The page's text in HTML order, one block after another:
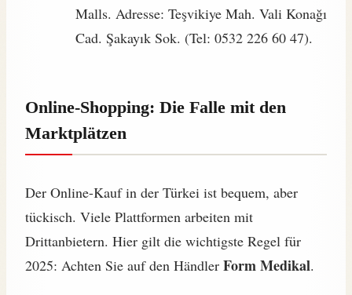
Malls. Adresse: Teşvikiye Mah. Vali Konağı
Cad. Şakayık Sok. (Tel: 0532 226 60 47).
Online-Shopping: Die Falle mit den
Marktplätzen
Der Online-Kauf in der Türkei ist bequem, aber
tückisch. Viele Plattformen arbeiten mit
Drittanbietern. Hier gilt die wichtigste Regel für
2025: Achten Sie auf den Händler Form Medikal.